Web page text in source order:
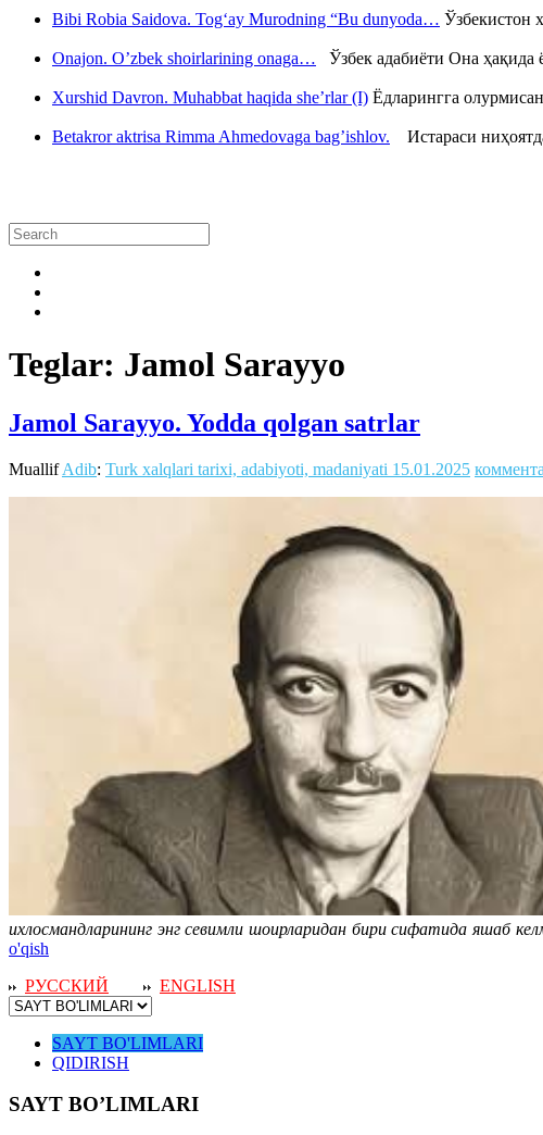
Bibi Robia Saidova. Tog‘ay Murodning “Bu dunyoda… Ўзбекистон
Onajon. O’zbek shoirlarining onaga… Ўзбек адабиёти Она ҳақида
Xurshid Davron. Muhabbat haqida she’rlar (I) Ёдларингга
Betakror aktrisa Rimma Ahmedovaga bag’ishlov. Истараси
Teglar: Jamol Sarayyo
Jamol Sarayyo. Yodda qolgan satrlar
MuallifAdib: Turk xalqlari tarixi, adabiyoti, madaniyati 15.01.2025
ихлосмандларининг энг севимли шоирларидан бири сифатида яшаб
o'qish
РУССКИЙ
ENGLISH
SAYT BO'LIMLARI
QIDIRISH
SAYT BO’LIMLARI